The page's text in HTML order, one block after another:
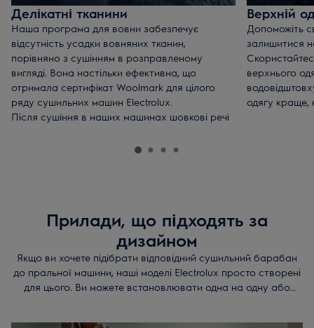
Делікатні тканини
Наша програма для вовни забезпечує
відсутність усадки вовняних тканин,
порівняно з сушінням в розправленому
вигляді. Вона настільки ефективна, що
отримала сертифікат Woolmark для цілого
ряду сушильних машин Electrolux.
Після сушіння в наших машинах шовкові речі
Верхній
Допоможіть
залишитися
верхнього
одягу краще,
Прилади, що підходять за
дизайном
Якщо ви хочете підібрати відповідний сушильний барабан
до пральної машини, наші моделі Electrolux просто створені
для цього. Ви можете встановлювати одна на одну або